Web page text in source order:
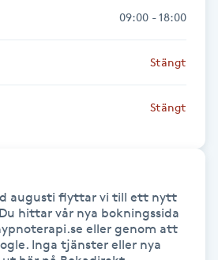
09:00 - 18:00
Stängt
Stängt
augusti flyttar vi till ett nytt
hittar vår nya bokningssida
eller genom att
Inga tjänster eller nya